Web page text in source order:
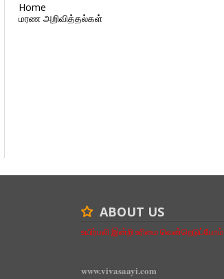
Home
மரண அறிவித்தல்கள்
ABOUT US
உயிர்பலி இன்றி உரிமை வென்றெடுப்போம்
www.vivasaayi.com